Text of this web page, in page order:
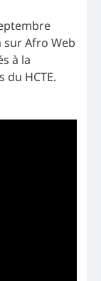
sur Afro Web
à la
HCTE.